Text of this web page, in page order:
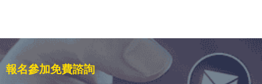
報名參加免費諮詢